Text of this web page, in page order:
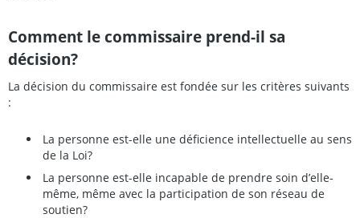
Comment le commissaire prend-il sa
décision?
La décision du commissaire est fondée sur les critères suivants
:
La personne est-elle une déficience intellectuelle au sens
de la Loi?
La personne est-elle incapable de prendre soin d’elle-
même, même avec la participation de son réseau de
soutien?